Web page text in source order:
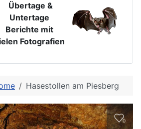
Übertage &
Untertage
Berichte mit
Fotografien
Hasestollen am Piesberg
0